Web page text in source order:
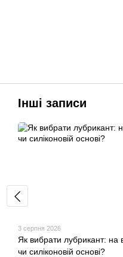
Інші записи
3 серпня 2026
Як вибрати лубрикант: на
чи силіконовій основі?